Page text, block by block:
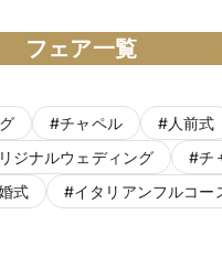
フェア一覧
#チャペル #人前式
ジナルウェディング #チ
式 #イタリアンフルコー